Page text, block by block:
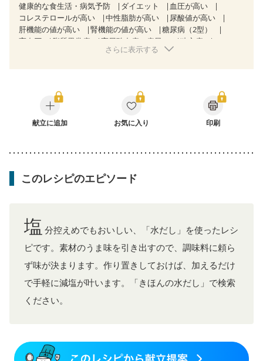
健康的な食生活・病気予防 ダイエット
血圧が高い
コレステロールが高い
中性脂肪が高い
尿酸値が高い
肝機能の値が高い
腎機能の値が高い
糖尿病（2型）
高血圧
脂質異常症 高尿酸血症（痛風）
狭心症
心不全 胆石症
乳がん（抗がん剤治療中）
乳がん（ホルモン療法中）
乳がん（放射線治療中）
乳がん治療を終えた方・経過観察中の方など
妊娠糖尿病(初期)
産後（母乳）
貧血対策
さらに表示する
献立に追加 お気に入り 印刷
このレシピのエピソード
塩 分控えめでもおいしい、「水だし」を使ったレシ
ピです。素材のうま味を引き出すので、調味料に頼ら
ず味が決まります。作り置きしておけば、加えるだけ
で手軽に減塩が叶います。「きほんの水だし」で検索
ください。